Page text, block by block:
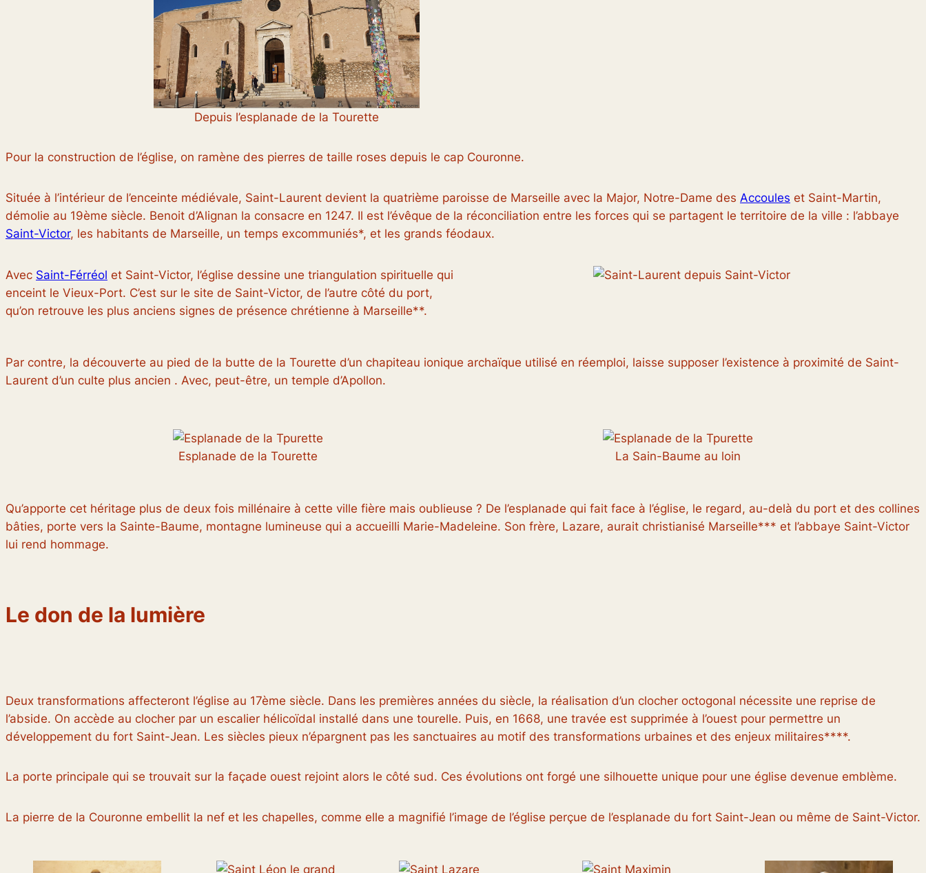
Depuis l’esplanade de la Tourette
Pour la construction de l’église, on ramène des pierres de taille roses depuis le cap Couronne.
Située à l’intérieur de l’enceinte médiévale, Saint-Laurent devient la quatrième paroisse de Marseille avec la Major, Notre-Dame des Accoules et Saint-Martin,
démolie au 19ème siècle. Benoit d’Alignan la consacre en 1247. Il est l’évêque de la réconciliation entre les forces qui se partagent le territoire de la ville : l’abbaye
Saint-Victor, les habitants de Marseille, un temps excommuniés*, et les grands féodaux.
Avec Saint-Férréol et Saint-Victor, l’église dessine une triangulation spirituelle qui
enceint le Vieux-Port. C’est sur le site de Saint-Victor, de l’autre côté du port,
qu’on retrouve les plus anciens signes de présence chrétienne à Marseille**.
Par contre, la découverte au pied de la butte de la Tourette d’un chapiteau ionique archaïque utilisé en réemploi, laisse supposer l’existence à proximité de Saint-
Laurent d’un culte plus ancien . Avec, peut-être, un temple d’Apollon.
Esplanade de la Tourette La Sain-Baume au loin
Qu’apporte cet héritage plus de deux fois millénaire à cette ville fière mais oublieuse ? De l’esplanade qui fait face à l’église, le regard, au-delà du port et des collines
bâties, porte vers la Sainte-Baume, montagne lumineuse qui a accueilli Marie-Madeleine. Son frère, Lazare, aurait christianisé Marseille*** et l’abbaye Saint-Victor
lui rend hommage.
Le don de la lumière
Deux transformations affecteront l’église au 17ème siècle. Dans les premières années du siècle, la réalisation d’un clocher octogonal nécessite une reprise de
l’abside. On accède au clocher par un escalier hélicoïdal installé dans une tourelle. Puis, en 1668, une travée est supprimée à l’ouest pour permettre un
développement du fort Saint-Jean. Les siècles pieux n’épargnent pas les sanctuaires au motif des transformations urbaines et des enjeux militaires****.
La porte principale qui se trouvait sur la façade ouest rejoint alors le côté sud. Ces évolutions ont forgé une silhouette unique pour une église devenue emblème.
La pierre de la Couronne embellit la nef et les chapelles, comme elle a magnifié l’image de l’église perçue de l’esplanade du fort Saint-Jean ou même de Saint-Victor.